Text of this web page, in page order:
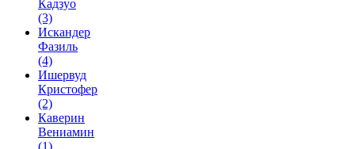
Кадзуо
(3)
Искандер
Фазиль
(4)
Ишервуд
Кристофер
(2)
Каверин
Вениамин